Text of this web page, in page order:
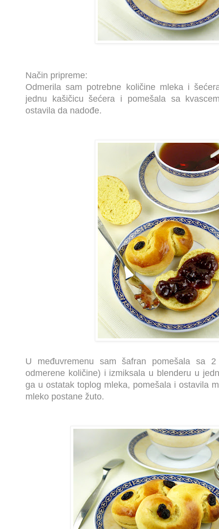
Način pripreme:
Odmerila sam potrebne količine mleka i
jednu kašičicu šećera i pomešala sa
ostavila da nadođe.
U međuvremenu sam šafran pomešala sa
odmerene količine) i izmiksala u blenderu u
ga u ostatak toplog mleka, pomešala i ostavila
mleko postane žuto.